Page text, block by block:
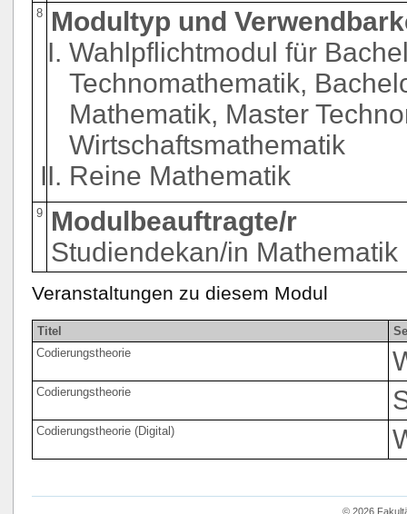
8
Modultyp und
Wahlpflichtmodul für
Technomathematik,
Mathematik, Master
Wirtschaftsmathematik
Reine Mathematik
9
Modulbeauftragte/r
Studiendekan/in Mathematik
Veranstaltungen zu diesem Modul
Titel
Codierungstheorie
Codierungstheorie
Codierungstheorie (Digital)
© 2026